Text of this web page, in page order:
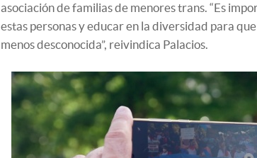
asociación de familias de menores trans. “Es
estas personas y educar en la diversidad para
menos desconocida”, reivindica Palacios.